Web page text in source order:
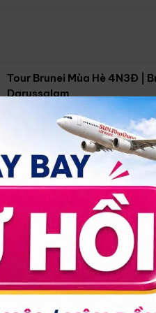
Tour Brunei Mùa Hè 4N3Đ |
Darussalam
Hồ Chí Minh 4N3Đ
30/08 17/09 24/09
14.499.000đ Xem chi